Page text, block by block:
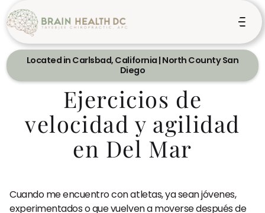
Located in Carlsbad, California | North County San
Diego
Ejercicios de
velocidad y agilidad
en Del Mar
Cuando me encuentro con atletas, ya sean jóvenes,
experimentados o que vuelven a moverse después de